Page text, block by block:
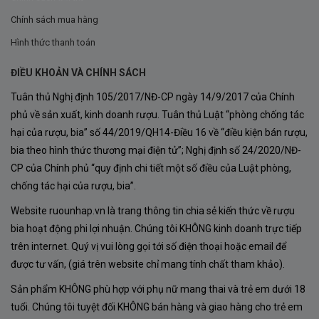
Chính sách mua hàng
Hình thức thanh toán
ĐIỀU KHOẢN VÀ CHÍNH SÁCH
Tuân thủ Nghị định 105/2017/NĐ-CP ngày 14/9/2017 của Chính
phủ về sản xuất, kinh doanh rượu. Tuân thủ Luật “phòng chống tác
hại của rượu, bia” số 44/2019/QH14-Điều 16 về “điều kiện bán rượu,
bia theo hình thức thương mại điện tử”; Nghị định số 24/2020/NĐ-
CP của Chính phủ “quy định chi tiết một số điều của Luật phòng,
chống tác hại của rượu, bia”.
Website ruounhap.vn là trang thông tin chia sẻ kiến thức về rượu
bia hoạt động phi lợi nhuận. Chúng tôi KHÔNG kinh doanh trực tiếp
trên internet. Quý vị vui lòng gọi tới số điện thoại hoặc email để
được tư vấn, (giá trên website chỉ mang tính chất tham khảo).
Sản phẩm KHÔNG phù hợp với phụ nữ mang thai và trẻ em dưới 18
tuổi. Chúng tôi tuyệt đối KHÔNG bán hàng và giao hàng cho trẻ em